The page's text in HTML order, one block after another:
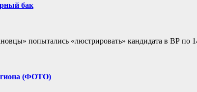
бак
попытались «люстрировать» кандидата в ВР по
(ФОТО)